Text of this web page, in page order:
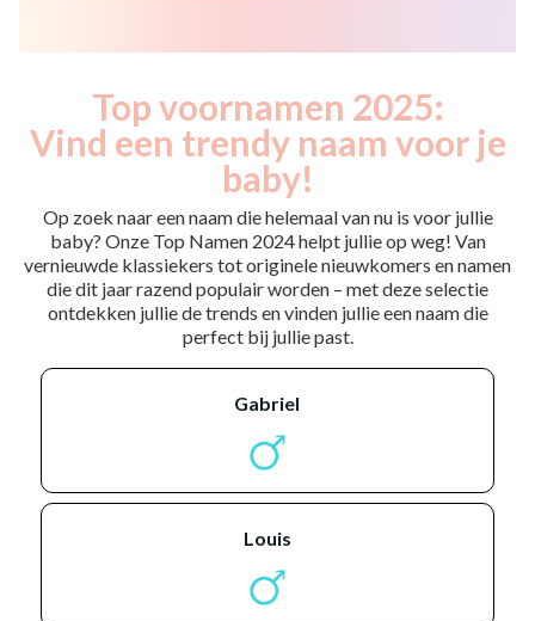
Top voornamen 2025:
Vind een trendy naam voor je
baby!
Op zoek naar een naam die helemaal van nu is voor jullie
baby? Onze Top Namen 2024 helpt jullie op weg! Van
vernieuwde klassiekers tot originele nieuwkomers en namen
die dit jaar razend populair worden – met deze selectie
ontdekken jullie de trends en vinden jullie een naam die
perfect bij jullie past.
gabriel
louis